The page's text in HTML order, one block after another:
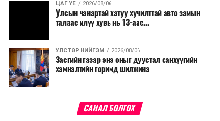
ЦАГ ҮЕ 2026/08/06
Улсын чанартай хатуу хучилттай авто замын
талаас илүү хувь нь 13-аас...
УЛСТӨР НИЙГЭМ 2026/08/06
Засгийн газар энэ оныг дуустал санхүүгийн
хэмнэлтийн горимд шилжинэ
САНАЛ БОЛГОХ